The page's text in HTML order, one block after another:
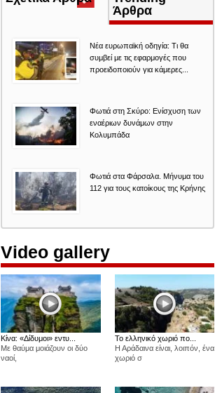
καρτέλα)
Άρθρα
Νέα ευρωπαϊκή οδηγία: Τι θα
συμβεί με τις εφαρμογές που
προειδοποιούν για κάμερες...
Φωτιά στη Σκύρο: Ενίσχυση των
εναέριων δυνάμων στην
Κολυμπάδα
Φωτιά στα Φάρσαλα. Μήνυμα του
112 για τους κατοίκους της Κρήνης
Video gallery
Κίνα: «Δίδυμοι» εντυ...
Με θαύμα μοιάζουν οι δύο
ναοί,
Το ελληνικό χωριό πο...
Η Αράδαινα είναι, λοιπόν, ένα
χωριό σ